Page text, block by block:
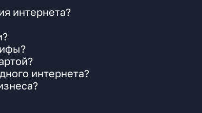
интернета?
интернета?